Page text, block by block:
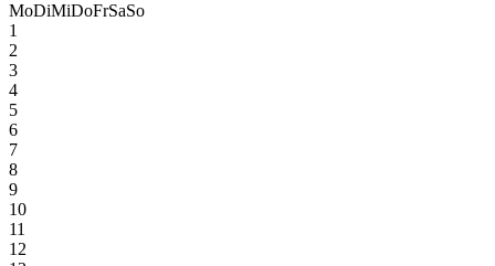
MoDiMiDoFrSaSo
1
2
3
4
5
6
7
8
9
10
11
12